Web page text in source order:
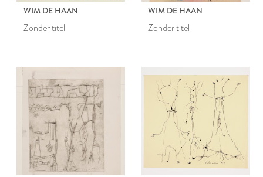
WIM DE HAAN
Zonder titel
WIM DE HAAN
Zonder titel